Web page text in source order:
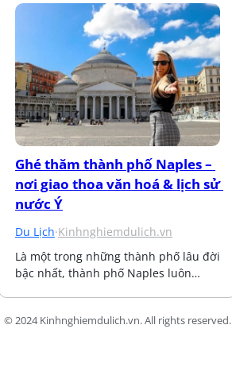
Ghé thăm thành phố Naples –
nơi giao thoa văn hoá & lịch sử
nước Ý
Du Lịch·Kinhnghiemdulich.vn
Là một trong những thành phố lâu đời
bậc nhất, thành phố Naples luôn…
© 2024 Kinhnghiemdulich.vn. All rights reserved.